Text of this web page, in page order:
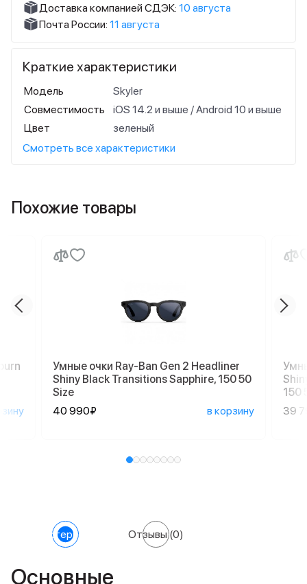
Доставка компанией СДЭК: 10 августа
Почта России: 11 августа
Краткие характеристики
Модель
Skyler
Совместимость
iOS 14.2 и выше / Android 10 и выше
Цвет
зеленый
Смотреть все характеристики
Похожие товары
Умные очки Ray-Ban Gen 2 Headliner
Shiny Black Transitions Sapphire, 150 50
Size
40 990₽
в корзину
150
39
Характеристики Отзывы(0)
Основные